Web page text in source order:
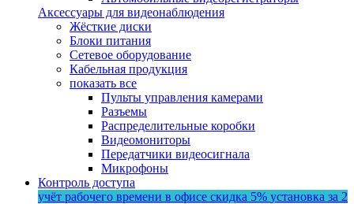
Аксессуары для видеонаблюдения
Жёсткие диски
Блоки питания
Сетевое оборудование
Кабельная продукция
показать все
Пульты управления камерами
Разъемы
Распределительные коробки
Видеомониторы
Передатчики видеосигнала
Микрофоны
Контроль доступа
учёт рабочего времени в офисе скидка 5% установка за 2